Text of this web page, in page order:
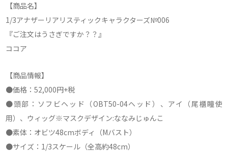
【商品名】
1/3アナザーリアリスティックキャラクターズ№006
『ご注文はうさぎですか？？』
ココア
【商品情報】
●価格：52,000円+税
●頭部：ソフビヘッド（OBT50-04ヘッド）、アイ（尾櫃瞳使
用）、ウィッグ※マスクデザイン:ななみじゅんこ
●素体：オビツ48cmボディ（Mバスト）
●サイズ：1/3スケール（全高約48cm）